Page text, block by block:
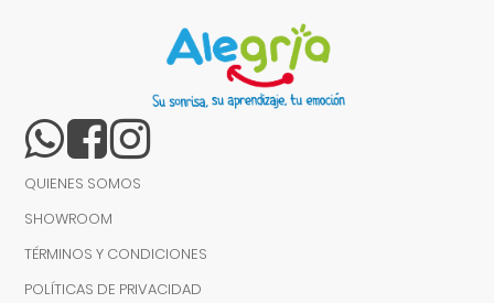
QUIENES SOMOS
SHOWROOM
TÉRMINOS Y CONDICIONES
POLÍTICAS DE PRIVACIDAD